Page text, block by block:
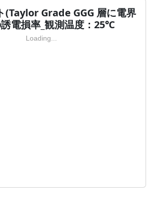
(Taylor Grade GGG 層に電界
電損率_観測温度：25℃
Loading...